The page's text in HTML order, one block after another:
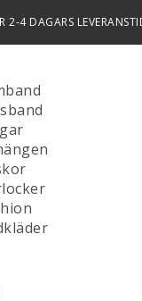
2-4 DAGARS